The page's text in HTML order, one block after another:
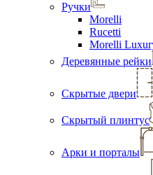
Ручки
Morelli
Rucetti
Morelli
Деревянные рейки
Скрытые двери
Скрытый плинтус
Арки и порталы